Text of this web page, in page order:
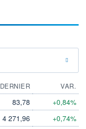
DERNIER
VAR.
83,78 +0,84%
4 271,96 +0,74%